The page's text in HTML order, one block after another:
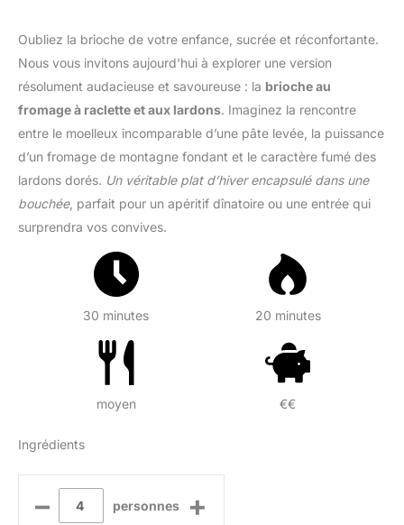
Oubliez la brioche de votre enfance, sucrée et réconfortante.
Nous vous invitons aujourd’hui à explorer une version
résolument audacieuse et savoureuse : la brioche au
fromage à raclette et aux lardons. Imaginez la rencontre
entre le moelleux incomparable d’une pâte levée, la puissance
d’un fromage de montagne fondant et le caractère fumé des
lardons dorés. Un véritable plat d’hiver encapsulé dans une
bouchée, parfait pour un apéritif dînatoire ou une entrée qui
surprendra vos convives.
30 minutes 20 minutes
moyen €€
Ingrédients
– personnes +